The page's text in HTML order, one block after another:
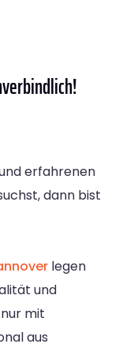
erfahrenen
dann bist
legen
und
mit
aus